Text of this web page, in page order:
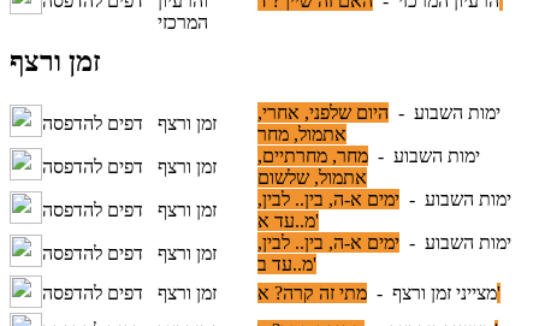
המרכזי
זמן ורצף
דפים להדפסה זמן ורצף
ימות השבוע - היום שלפני, אחרי,
אתמול, מחר
דפים להדפסה
זמן ורצף
ימות השבוע - מחר, מחרתיים,
אתמול, שלשום
דפים להדפסה
זמן ורצף
ימות השבוע - ימים א-ה, בין.. לבין,
מ..עד א'
דפים להדפסה
זמן ורצף
ימות השבוע - ימים א-ה, בין.. לבין,
מ..עד ב'
דפים להדפסה
זמן ורצף מצייני זמן ורצף -מתי זה קרה? א'